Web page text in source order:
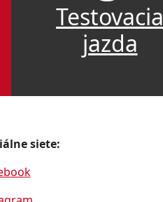
Testovacia
jazda
siete: